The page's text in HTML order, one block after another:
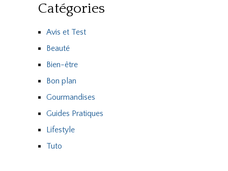
Catégories
Avis et Test
Beauté
Bien-être
Bon plan
Gourmandises
Guides Pratiques
Lifestyle
Tuto